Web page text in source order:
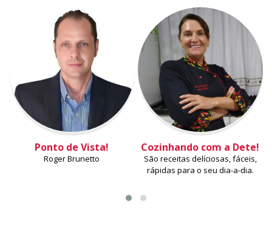
Ponto de Vista!
Roger Brunetto
Cozinhando com a Dete!
São receitas delíciosas, fáceis,
rápidas para o seu dia-a-dia.